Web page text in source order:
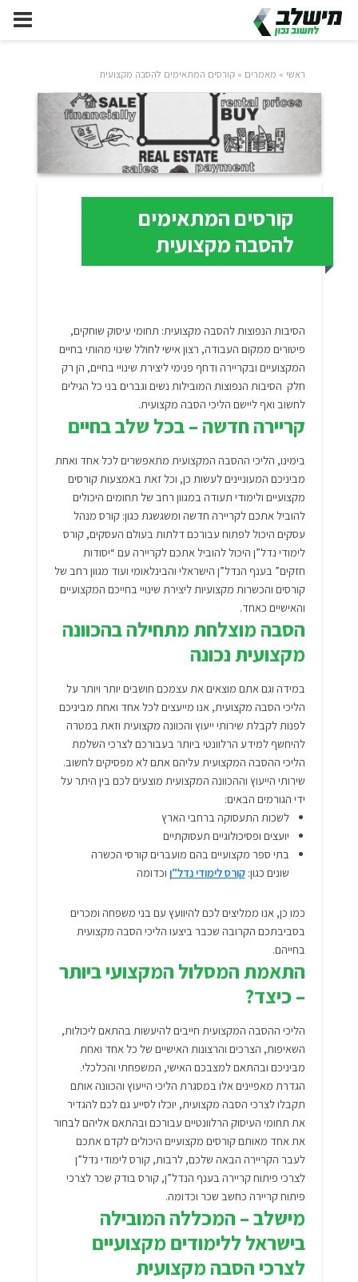
ראשי » מאמרים »קורסים המתאימים להסבה מקצועית
קורסים המתאימים
להסבה מקצועית
הסיבות הנפוצות להסבה מקצועית: תחומי עיסוק שוחקים,
פיטורים ממקום העבודה, רצון אישי לחולל שינוי מהותי בחיים
המקצועיים ובקריירה ודחף פנימי ליצירת שינויי בחיים, הן רק
חלק הסיבות הנפוצות המובילות נשים וגברים בני כל הגילים
לחשוב ואף ליישם הליכי הסבה מקצועית.
קריירה חדשה – בכל שלב בחיים
בימינו, הליכי ההסבה המקצועית מתאפשרים לכל אחד ואחת
מביניכם המעוניינים לעשות כן, וכל זאת באמצעות קורסים
מקצועיים ולימודי תעודה במגוון רחב של תחומים היכולים
להוביל אתכם לקריירה חדשה ומשגשגת כגון: קורס מנהל
עסקים היכול לפתוח עבורכם דלתות בעולם העסקים, קורס
לימודי נדל”ן היכול להוביל אתכם לקריירה עם “יסודות
חזקים” בענף הנדל”ן הישראלי והבינלאומי ועוד מגוון רחב של
קורסים והכשרות מקצועיות ליצירת שינויי בחייכם המקצועיים
והאישיים כאחד.
הסבה מוצלחת מתחילה בהכוונה
מקצועית נכונה
במידה וגם אתם מוצאים את עצמכם חושבים יותר ויותר על
הליכי הסבה מקצועית, אנו מייעצים לכל אחד ואחת מביניכם
לפנות לקבלת שירותי ייעוץ והכוונה מקצועית וזאת במטרה
להיחשף למידע הרלוונטי ביותר בעבורכם לצרכי השלמת
הליכי ההסבה המקצועית עליהם אתם לא מפסיקים לחשוב.
שירותי הייעוץ וההכוונה המקצועית מוצעים לכם בין היתר על
ידי הגורמים הבאים:
לשכות התעסוקה ברחבי הארץ
יועצים ופסיכולוגיים תעסוקתיים
בתי ספר מקצועיים בהם מועברים קורסי הכשרה
שונים כגון:קורס לימודי נדל”ן וכדומה
כמו כן, אנו ממליצים לכם להיוועץ עם בני משפחה ומכרים
בסביבתכם הקרובה שכבר ביצעו הליכי הסבה מקצועית
בחייהם.
התאמת המסלול המקצועי ביותר
– כיצד?
הליכי ההסבה המקצועית חייבים להיעשות בהתאם ליכולות,
השאיפות, הצרכים והרצונות האישיים של כל אחד ואחת
מביניכם ובהתאם למצבכם האישי, המשפחתי והכלכלי.
הגדרת מאפיינים אלו במסגרת הליכי הייעוץ והכוונה אותם
תקבלו לצרכי הסבה מקצועית, יוכלו לסייע גם לכם להגדיר
את תחומי העיסוק הרלוונטיים עבורכם ובהתאם אליהם לבחור
את אחד מאותם קורסים מקצועיים היכולים לקדם אתכם
לעבר הקריירה הבאה שלכם, לרבות, קורס לימודי נדל”ן
לצרכי פיתוח קריירה בענף הנדל”ן, קורס בודק שכר לצרכי
פיתוח קריירה כחשב שכר וכדומה.
מישלב – המכללה המובילה
בישראל ללימודים מקצועיים
לצרכי הסבה מקצועית